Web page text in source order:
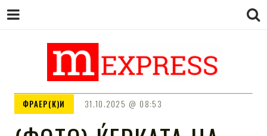
M EXPRESS
ФРАЕР(К)И 31.10.2025 08:53